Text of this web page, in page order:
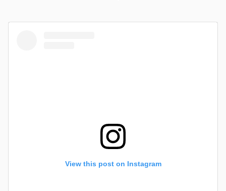
View this post on Instagram